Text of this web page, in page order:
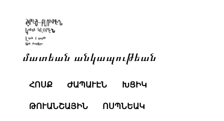
մատեան անկապութեան
ՀՈՍՔ ԺԱՊԱՒԷՆ ԽՑԻԿ
ԹՈՒԱՆՇԱՅԻՆ ՈՍՊՆԵԱԿ